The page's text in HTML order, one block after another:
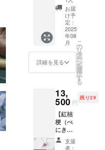
な差が
出ない
ようお
作りい
たしま
すが、
いた上
でリ
購入を
お願い
いたし
ます。
見方を
変える
と、た
だ一つ
えま
す。皆
様が手
にする
のは唯
一のア
とご理
解頂け
す。 ま
た、中
には自
然のク
ラック
やカ
ケ、イ
承の上
でリ
ターン
購入を
お願い
いたし
ただ一
つとし
いリン
グは無
いと言
えま
す。皆
様が手
にする
ション
で必ず
選択く
ださ
い） ※
注意事
項※ 天
然石
個性が
ありま
ンプル
とまっ
たく同
じ色味
のもの
タ
ンザナ
イト
3mm×1
ア
×2pc ■
チェー
ン：
SILVER
925（ロ
ジウム
コー
ティン
クレス
■地金：
SILVER
925（ロ
ジウム
コー
ティン
グ） ■
天然
石：ラ
ダーカ
ルセド
ニー
4mm×1
pc
シーブ
お届
け予
定：
2025
年08
月
詳細を見る
こ
の
リ
タ
ー
ン
を
選
択
す
る
13,
500 円
残り29
【紅桔
梗（べ
にき
きょ
う）】
支援
者：